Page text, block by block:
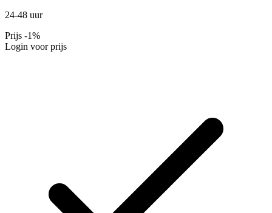
24-48 uur
Prijs -1%
Login voor prijs